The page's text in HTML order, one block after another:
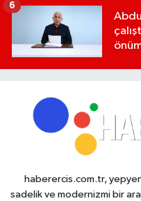
6
haberercis.com.tr,
sadelik ve modernizmi bir